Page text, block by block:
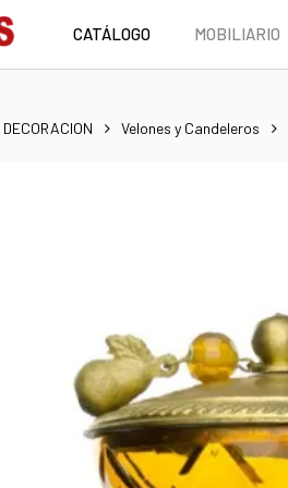
CATÁLOGO MOBILIARIO
DECORACION Velones y Candeleros